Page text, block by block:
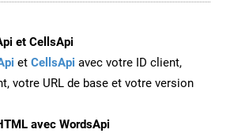
et CellsApi
et CellsApi avec votre ID client,
votre URL de base et votre version
avec WordsApi